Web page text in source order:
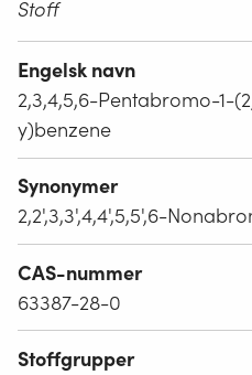
Stoff
Engelsk navn
2,3,4,5,6-Pentabromo-1-
y)benzene
Synonymer
2,2',3,3',4,4',5,5',6-
CAS-nummer
63387-28-0
Stoffgrupper